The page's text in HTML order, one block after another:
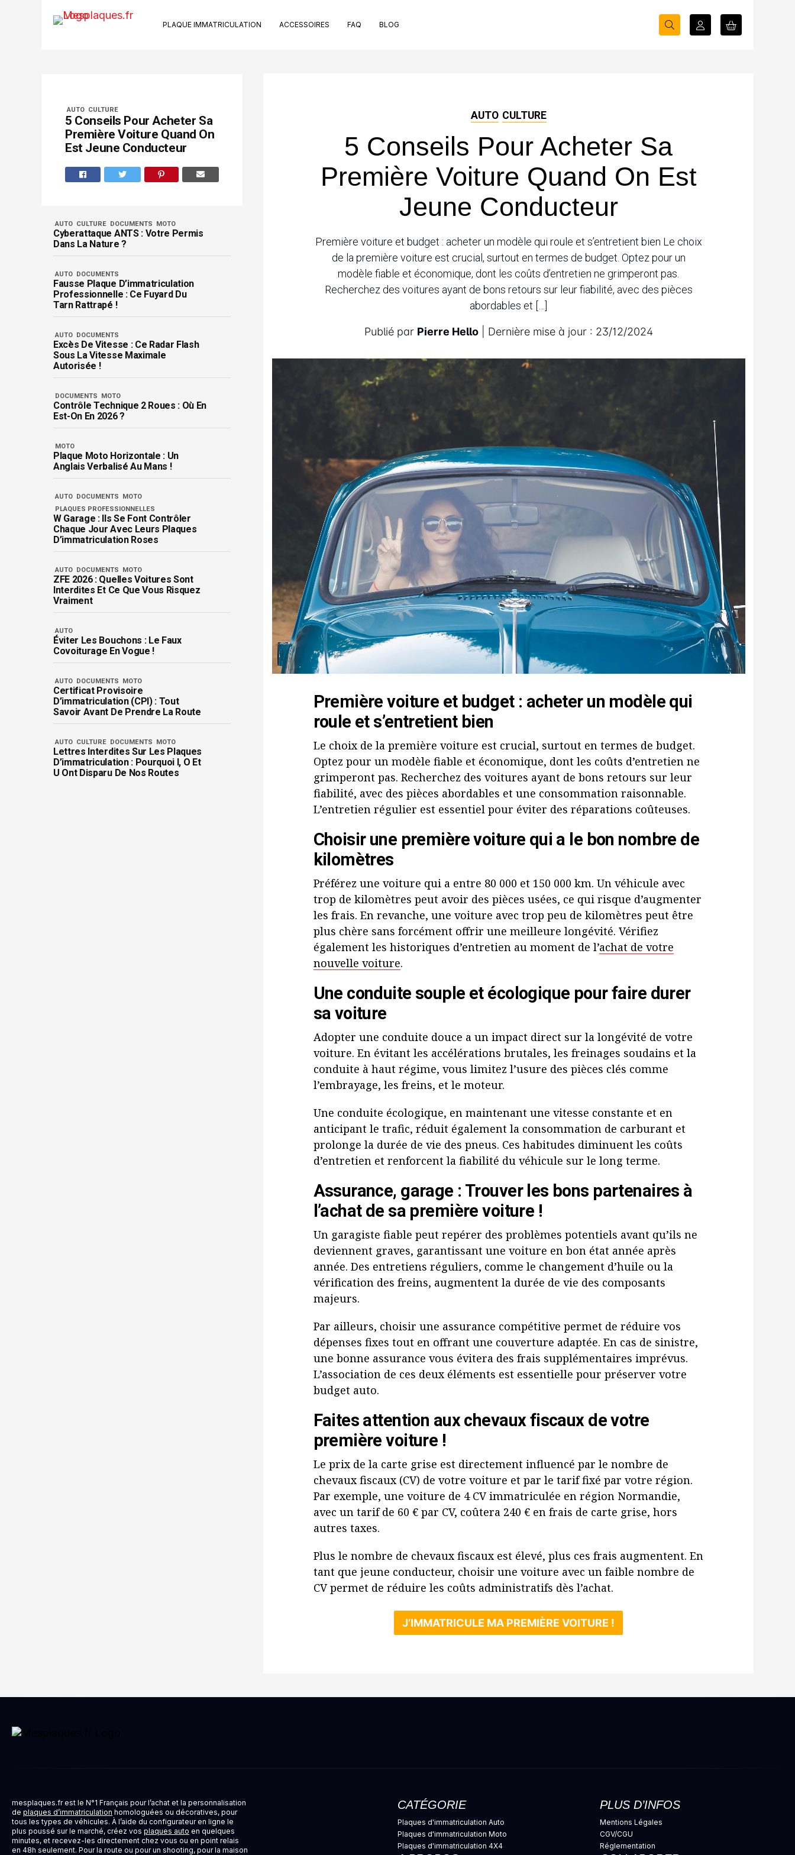
PLAQUE IMMATRICULATION ACCESSOIRES
Bouchon valve de pneu
FAQ BLOG
AUTO CULTURE
5 Conseils Pour Acheter Sa
Première Voiture Quand On
Est Jeune Conducteur
AUTO CULTURE DOCUMENTS MOTO
Cyberattaque ANTS : Votre Permis
Dans La Nature ?
AUTO DOCUMENTS
Fausse Plaque D’immatriculation
Professionnelle : Ce Fuyard Du
Tarn Rattrapé !
AUTO DOCUMENTS
Excès De Vitesse : Ce Radar Flash
Sous La Vitesse Maximale
Autorisée !
DOCUMENTS MOTO
Contrôle Technique 2 Roues : Où En
Est-On En 2026 ?
MOTO
Plaque Moto Horizontale : Un
Anglais Verbalisé Au Mans !
AUTO DOCUMENTS
MOTO
PLAQUES PROFESSIONNELLES
W Garage : Ils Se Font Contrôler
Chaque Jour Avec Leurs Plaques
D’immatriculation Roses
AUTO DOCUMENTS MOTO
ZFE 2026 : Quelles Voitures Sont
Interdites Et Ce Que Vous Risquez
Vraiment
AUTO
Éviter Les Bouchons : Le Faux
Covoiturage En Vogue !
AUTO DOCUMENTS MOTO
Certificat Provisoire
D’immatriculation (CPI) : Tout
Savoir Avant De Prendre La Route
AUTO CULTURE DOCUMENTS MOTO
Lettres Interdites Sur Les Plaques
D’immatriculation : Pourquoi I, O Et
U Ont Disparu De Nos Routes
AUTO CULTURE
5 Conseils Pour Acheter Sa
Première Voiture Quand On Est
Jeune Conducteur
Première voiture et budget : acheter un modèle qui roule et s’entretient bien Le choix
de la première voiture est crucial, surtout en termes de budget. Optez pour un
modèle fiable et économique, dont les coûts d’entretien ne grimperont pas.
Recherchez des voitures ayant de bons retours sur leur fiabilité, avec des pièces
abordables et […]
Publié par Pierre Hello| Dernière mise à jour : 23/12/2024
Première voiture et budget : acheter un modèle qui
roule et s’entretient bien
Le choix de la première voiture est crucial, surtout en termes de budget.
Optez pour un modèle fiable et économique, dont les coûts d’entretien ne
grimperont pas. Recherchez des voitures ayant de bons retours sur leur
fiabilité, avec des pièces abordables et une consommation raisonnable.
L’entretien régulier est essentiel pour éviter des réparations coûteuses.
Choisir une première voiture qui a le bon nombre de
kilomètres
Préférez une voiture qui a entre 80 000 et 150 000 km. Un véhicule avec
trop de kilomètres peut avoir des pièces usées, ce qui risque d’augmenter
les frais. En revanche, une voiture avec trop peu de kilomètres peut être
plus chère sans forcément offrir une meilleure longévité. Vérifiez
également les historiques d’entretien au moment de l’achat de votre
nouvelle voiture.
Une conduite souple et écologique pour faire durer
sa voiture
Adopter une conduite douce a un impact direct sur la longévité de votre
voiture. En évitant les accélérations brutales, les freinages soudains et la
conduite à haut régime, vous limitez l’usure des pièces clés comme
l’embrayage, les freins, et le moteur.
Une conduite écologique, en maintenant une vitesse constante et en
anticipant le trafic, réduit également la consommation de carburant et
prolonge la durée de vie des pneus. Ces habitudes diminuent les coûts
d’entretien et renforcent la fiabilité du véhicule sur le long terme.
Assurance, garage : Trouver les bons partenaires à
l’achat de sa première voiture !
Un garagiste fiable peut repérer des problèmes potentiels avant qu’ils ne
deviennent graves, garantissant une voiture en bon état année après
année. Des entretiens réguliers, comme le changement d’huile ou la
vérification des freins, augmentent la durée de vie des composants
majeurs.
Par ailleurs, choisir une assurance compétitive permet de réduire vos
dépenses fixes tout en offrant une couverture adaptée. En cas de sinistre,
une bonne assurance vous évitera des frais supplémentaires imprévus.
L’association de ces deux éléments est essentielle pour préserver votre
budget auto.
Faites attention aux chevaux fiscaux de votre
première voiture !
Le prix de la carte grise est directement influencé par le nombre de
chevaux fiscaux (CV) de votre voiture et par le tarif fixé par votre région.
Par exemple, une voiture de 4 CV immatriculée en région Normandie,
avec un tarif de 60 € par CV, coûtera 240 € en frais de carte grise, hors
autres taxes.
Plus le nombre de chevaux fiscaux est élevé, plus ces frais augmentent. En
tant que jeune conducteur, choisir une voiture avec un faible nombre de
CV permet de réduire les coûts administratifs dès l’achat.
J’IMMATRICULE MA PREMIÈRE VOITURE !
mesplaques.fr est le N°1 Français pour l’achat et la personnalisation
de plaques d’immatriculation homologuées ou décoratives, pour
tous les types de véhicules. À l’aide du configurateur en ligne le
plus poussé sur le marché, créez vos plaques auto en quelques
minutes, et recevez-les directement chez vous ou en point relais
en 48h seulement. Pour la route ou pour un shooting, pour la maison
CATÉGORIE
Plaques d'immatriculation Auto
Plaques d'immatriculation Moto
Plaques d'immatriculation 4X4
PLUS D’INFOS
Mentions Légales
CGV/CGU
Réglementation